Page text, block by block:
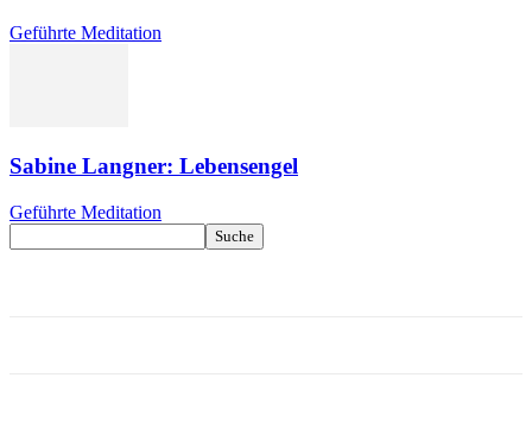
Geführte Meditation
Sabine Langner: Lebensengel
Geführte Meditation